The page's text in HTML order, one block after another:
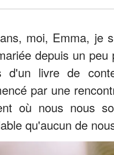
moi, Emma, je
depuis un
d'un livre de
par une
où nous nous
qu'aucun de